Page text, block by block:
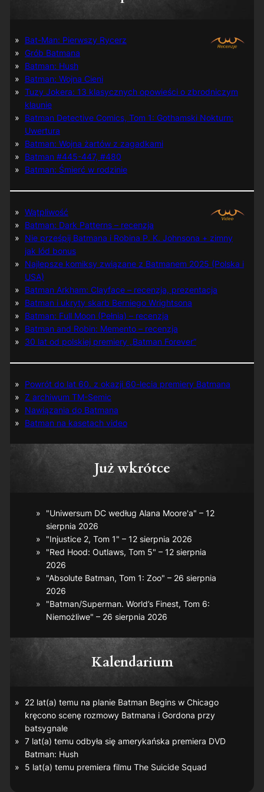
Bat-Man: Pierwszy Rycerz
Grób Batmana
Batman: Hush
Batman: Wojna Cieni
Tuzy Jokera: 13 klasycznych opowieści o zbrodniczym
klaunie
Batman Detective Comics, Tom 1: Gothamski Nokturn:
Uwertura
Batman: Wojna żartów z zagadkami
Batman #445-447, #480
Batman: Śmierć w rodzinie
Wątpliwość
Batman: Dark Patterns – recenzja
Nie prześpij Batmana i Robina P. K. Johnsona + zimny
jak lód bonus
Najlepsze komiksy związane z Batmanem 2025 (Polska i
USA)
Batman Arkham: Clayface – recenzja, prezentacja
Batman i ukryty skarb Berniego Wrightsona
Batman: Full Moon (Pełnia) – recenzja
Batman and Robin: Memento – recenzja
30 lat od polskiej premiery „Batman Forever”
Powrót do lat 60. z okazji 60-lecia premiery Batmana
Z archiwum TM-Semic
Nawiązania do Batmana
Batman na kasetach video
Już wkrótce
"Uniwersum DC według Alana Moore'a" – 12
sierpnia 2026
"Injustice 2, Tom 1" – 12 sierpnia 2026
"Red Hood: Outlaws, Tom 5" – 12 sierpnia
2026
"Absolute Batman, Tom 1: Zoo" – 26 sierpnia
2026
"Batman/Superman. World’s Finest, Tom 6:
Niemożliwe" – 26 sierpnia 2026
Kalendarium
22 lat(a) temu na planie Batman Beginsw Chicago
kręcono scenę rozmowy Batmana i Gordona przy
batsygnale
7 lat(a) temu odbyła się amerykańska premiera DVD
Batman: Hush
5 lat(a) temu premiera filmu The Suicide Squad